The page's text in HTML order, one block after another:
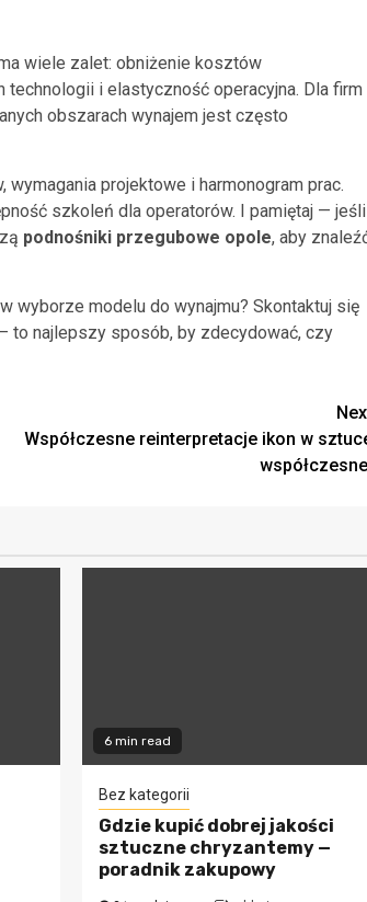
wiele zalet: obniżenie kosztów
i elastyczność operacyjna. Dla firm
obszarach wynajem jest często
projektowe i harmonogram prac.
szkoleń dla operatorów. I pamiętaj — jeśli
podnośniki przegubowe opole, aby
wyborze modelu do wynajmu? Skontaktuj się
to najlepszy sposób, by zdecydować, czy
Współczesne reinterpretacje ikon w
6 min read
Bez kategorii
Gdzie kupić dobrej jakości
sztuczne chryzantemy —
poradnik zakupowy